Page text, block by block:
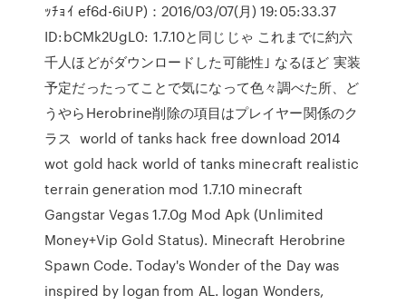
ｯﾁｮｲ ef6d-6iUP)：2016/03/07(月) 19:05:33.37
ID:bCMk2UgL0: 1.7.10と同じじゃ これまでに約六
千人ほどがダウンロードした可能性｣ なるほど 実装
予定だったってことで気になって色々調べた所、ど
うやらHerobrine削除の項目はプレイヤー関係のク
ラス world of tanks hack free download 2014
wot gold hack world of tanks minecraft realistic
terrain generation mod 1.7.10 minecraft
Gangstar Vegas 1.7.0g Mod Apk (Unlimited
Money+Vip Gold Status). Minecraft Herobrine
Spawn Code. Today's Wonder of the Day was
inspired by logan from AL. logan Wonders,